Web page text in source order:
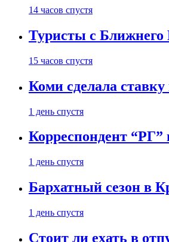
14 часов спустя
Туристы с Ближнего
15 часов спустя
Коми сделала
1 день спустя
Корреспондент
1 день спустя
Бархатный сезон в
1 день спустя
Стоит ли ехать в